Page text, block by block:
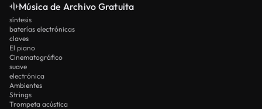
Música de Archivo Gratuita
síntesis
baterías electrónicas
claves
El piano
Cinematográfico
suave
electrónica
Ambientes
Strings
Trompeta acústica